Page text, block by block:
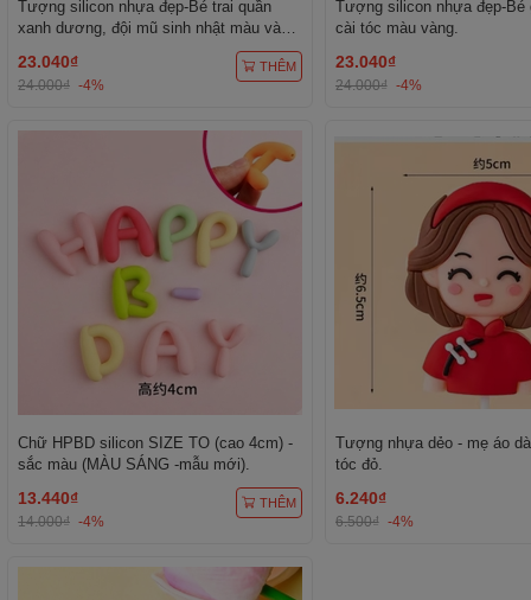
Tượng silicon nhựa đẹp-Bé trai quần
xanh dương, đội mũ sinh nhật màu vàng
23.040₫
24.000₫ -4%
THÊM
Tượng silicon nhựa đẹp-Bé
cài tóc màu vàng.
23.040₫
24.000₫ -4%
Chữ HPBD silicon SIZE TO (cao 4cm) -
sắc màu (MÀU SÁNG -mẫu mới).
13.440₫
14.000₫ -4%
THÊM
Tượng nhựa dẻo - mẹ áo
tóc đỏ.
6.240₫
6.500₫ -4%